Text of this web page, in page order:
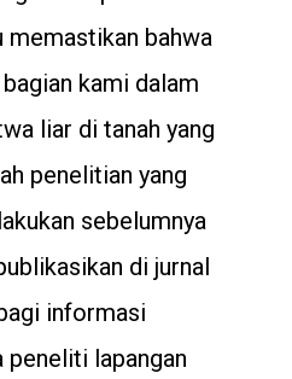
memastikan bahwa
kami dalam
liar di tanah yang
penelitian yang
sebelumnya
di jurnal
informasi
peneliti lapangan